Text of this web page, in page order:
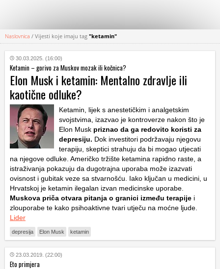
KATEGORIJE
HRVATSKI
WEB
Naslovnica / Vijesti koje imaju tag "ketamin"
30.03.2025. (16:00)
Ketamin – gorivo za Muskov mozak ili kočnica?
Elon Musk i ketamin: Mentalno zdravlje ili
kaotične odluke?
Ketamin, lijek s anestetičkim i analgetskim
svojstvima, izazvao je kontroverze nakon što je
Elon Musk priznao da ga redovito koristi za
depresiju. Dok investitori podržavaju njegovu
terapiju, skeptici strahuju da bi mogao utjecati
na njegove odluke. Američko tržište ketamina rapidno raste, a
istraživanja pokazuju da dugotrajna uporaba može izazvati
ovisnost i gubitak veze sa stvarnošću. Iako ključan u medicini, u
Hrvatskoj je ketamin ilegalan izvan medicinske uporabe.
Muskova priča otvara pitanja o granici između terapije i
zlouporabe te kako psihoaktivne tvari utječu na moćne ljude.
Lider
depresija Elon Musk ketamin
23.03.2019. (22:00)
Eto primjera